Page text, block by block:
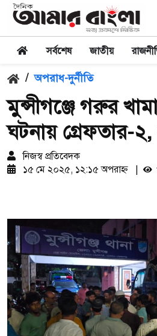
সর্বশেষ জাতীয়
/ অপরাধ-দুর্নীতি
মুন্সীগঞ্জে গরুর
ঘটনায় গ্রেফতার-
নিজস্ব প্রতিবেদক
১৫ মে ২০২৫, ১২:১৫ অপরাহ্ন